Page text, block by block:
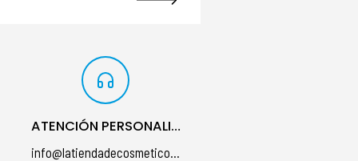
ATENCIÓN PERSONALIZADA
info@latiendadecosmeticos.com